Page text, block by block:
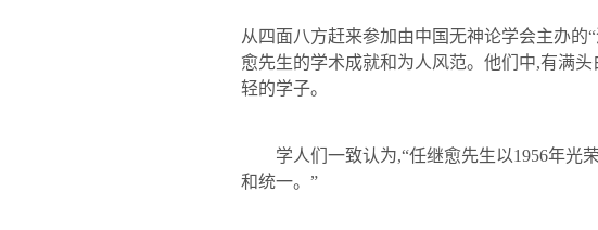
从四面八方赶来参加由中国无神论学会主办的
愈先生的学术成就和为人风范。他们中,有满头
轻的学子。
学人们一致认为,“任继愈先生以1956年光
和统一。”